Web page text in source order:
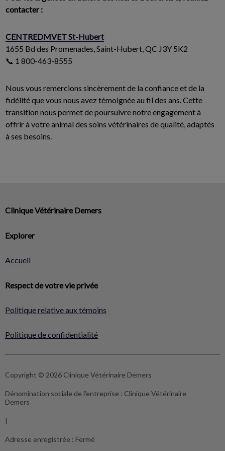
contacter :
CENTREDMVET St-Hubert
1655 Bd des Promenades, Saint-Hubert, QC J3Y 5K2
📞 1 800-463-8555
Nous vous remercions sincèrement de la confiance et de la
fidélité que vous nous avez témoignée au fil des ans. Cette
transition nous permet de poursuivre notre engagement à
offrir à votre animal des soins vétérinaires de qualité, adaptés
à ses besoins.
Explorer
Accueil
Respect de votre vie privée
Politique relative aux témoins
Politique de confidentialité
Clinique Vétérinaire Demers
Copyright © 2026 Clinique Vétérinaire Demers
Dénomination sociale de l'entreprise : Clinique Vétérinaire
Demers
|
Adresse enregistrée : Fermé